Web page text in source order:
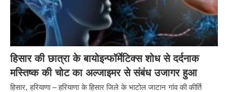
हिसार की छात्रा के बायोइन्फॉर्मेटिक्स शोध से दर्दनाक
मस्तिष्क की चोट का अल्जाइमर से संबंध उजागर हुआ
हिसार, हरियाणा – हरियाणा के हिसार जिले के भाटोल जाटान गांव की कीर्ति